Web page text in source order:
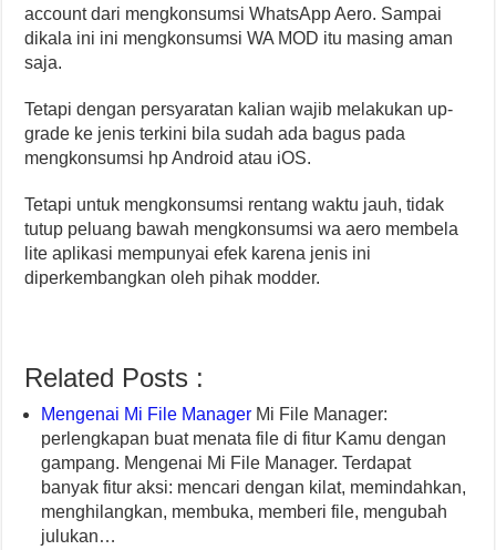
account dari mengkonsumsi WhatsApp Aero. Sampai
dikala ini ini mengkonsumsi WA MOD itu masing aman
saja.
Tetapi dengan persyaratan kalian wajib melakukan up-
grade ke jenis terkini bila sudah ada bagus pada
mengkonsumsi hp Android atau iOS.
Tetapi untuk mengkonsumsi rentang waktu jauh, tidak
tutup peluang bawah mengkonsumsi wa aero membela
lite aplikasi mempunyai efek karena jenis ini
diperkembangkan oleh pihak modder.
Related Posts :
Mengenai Mi File Manager Mi File Manager:
perlengkapan buat menata file di fitur Kamu dengan
gampang. Mengenai Mi File Manager. Terdapat
banyak fitur aksi: mencari dengan kilat, memindahkan,
menghilangkan, membuka, memberi file, mengubah
julukan…